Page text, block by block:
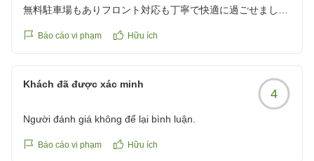
無料駐車場もありフロント対応も丁寧で快適に過ごせました!
クチコミの詳細はこちらから
Báo cáo vi phạm Hữu ích
Khách đã được xác minh
4
Người đánh giá không để lại bình luận.
Báo cáo vi phạm Hữu ích